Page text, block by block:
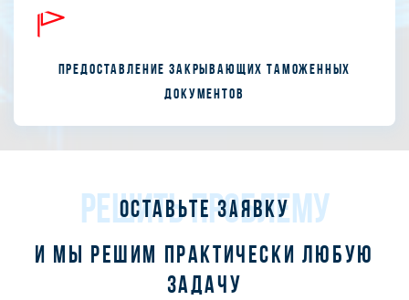
Предоставление закрывающих таможенных
документов
РЕШИТЬ ПРОБЛЕМУ
Оставьте заявку
и мы решим практически любую
задачу